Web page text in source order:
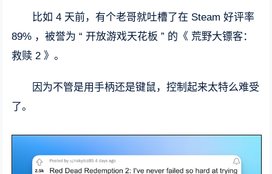
比如 4 天前，有个老哥就吐槽了在 Steam 好评率
89% ，被誉为 “ 开放游戏天花板 ” 的《 荒野大镖客：
救赎 2 》。
因为不管是用手柄还是键鼠，控制起来太特么难受
了。